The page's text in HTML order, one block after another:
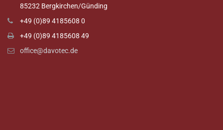
85232 Bergkirchen/Günding
+49 (0)89 4185608 0
+49 (0)89 4185608 49
office@davotec.de